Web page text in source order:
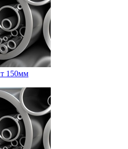
150мм